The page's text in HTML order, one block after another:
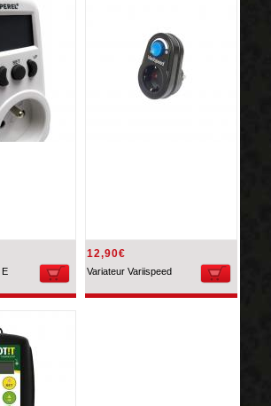
E
12,90€
Variateur Variispeed